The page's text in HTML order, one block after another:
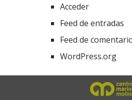
Acceder
Feed de entradas
Feed de
WordPress.org